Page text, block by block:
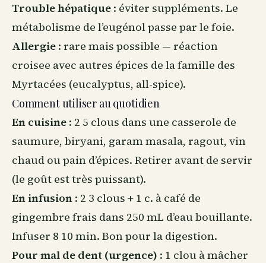
Trouble hépatique : éviter suppléments. Le
métabolisme de l’eugénol passe par le foie.
Allergie : rare mais possible — réaction
croisee avec autres épices de la famille des
Myrtacées (eucalyptus, all-spice).
Comment utiliser au quotidien
En cuisine : 2 5 clous dans une casserole de
saumure, biryani, garam masala, ragout, vin
chaud ou pain d’épices. Retirer avant de servir
(le goût est très puissant).
En infusion : 2 3 clous + 1 c. à café de
gingembre frais dans 250 mL d’eau bouillante.
Infuser 8 10 min. Bon pour la digestion.
Pour mal de dent (urgence) : 1 clou à mâcher